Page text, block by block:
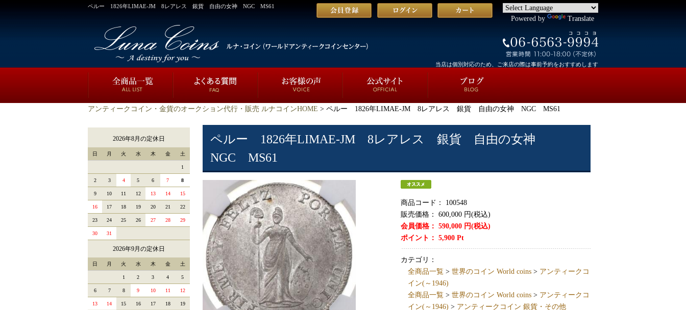
ペルー 1826年LIMAE-JM 8レアレス 銀貨 自由の女神 NGC MS61
Powered by Translate
当店は個別対応のため、ご来店の際は事前予約をおすすめします
アンティークコイン・金貨のオークション代行・販売 ルナコインHOME > ペルー 1826年LIMAE-JM 8レアレス 銀貨 自由の女神 NGC MS61
ペルー 1826年LIMAE-JM 8レアレス 銀貨 自由の女神
NGC MS61
商品コード：
100548
販売価格：
600,000 円(税込)
会員価格： 590,000円(税込)
ポイント： 5,900Pt
カテゴリ：
全商品一覧> 世界のコイン World coins> アンティークコ
イン(～1946)
全商品一覧> 世界のコイン World coins> アンティークコ
イン(～1946) > アンティークコイン 銀貨・その他
2026年8月の定休日
日 月 火 水 木 金 土
1
2 3 4 5 6 7 8
9 10 11 12 13 14 15
16 17 18 19 20 21 22
23 24 25 26 27 28 29
30 31
2026年9月の定休日
日 月 火 水 木 金 土
1 2 3 4 5
6 7 8 9 10 11 12
13 14 15 16 17 18 19